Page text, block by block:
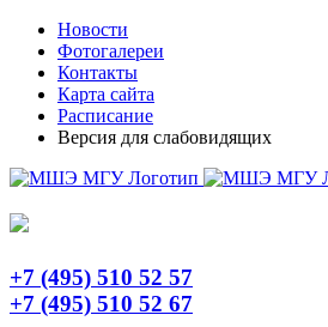
Skip
content
TelegramНовости
Фотогалереи
Контакты
Карта сайта
Расписание
Версия для слабовидящих
+7 (495) 510 52 57
+7 (495) 510 52 67